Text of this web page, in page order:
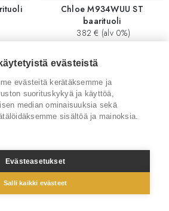
Chloe M934WUU ST
baarituoli
382 € (alv 0%)
360 € (alv 0%)
evästeistä
evästeitä kerätäksemme ja
suorituskykyä ja käyttöä,
median ominaisuuksia sekä
sisältöä ja mainoksia.
Evästeasetukset
Salli kaikki evästeet